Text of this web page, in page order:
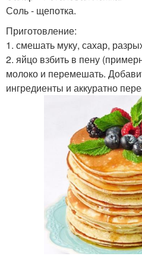
Соль - щепотка.
Приготовление:
1. смешать муку, сахар,
2. яйцо взбить в пену
молоко и перемешать.
ингредиенты и аккуратно